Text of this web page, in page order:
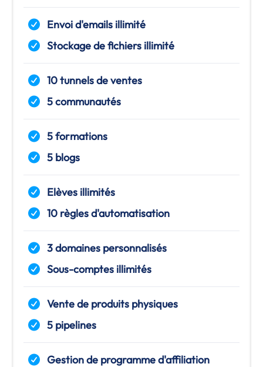
Envoi d'emails illimité
Stockage de fichiers illimité
10 tunnels de ventes
5 communautés
5 formations
5 blogs
Elèves illimités
10 règles d'automatisation
3 domaines personnalisés
Sous-comptes illimités
Vente de produits physiques
5 pipelines
Gestion de programme d'affiliation